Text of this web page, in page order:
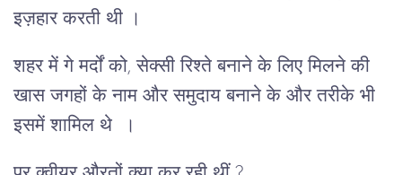
इज़हार करती थी ।
शहर में गे मर्दों को, सेक्सी रिश्ते बनाने के लिए मिलने की
खास जगहों के नाम और समुदाय बनाने के और तरीके भी
इसमें शामिल थे ।